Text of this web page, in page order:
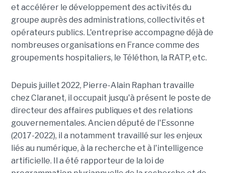
et accélérer le développement des activités du
groupe auprès des administrations, collectivités et
opérateurs publics. L'entreprise accompagne déjà de
nombreuses organisations en France comme des
groupements hospitaliers, le Téléthon, la RATP, etc.
Depuis juillet 2022, Pierre-Alain Raphan travaille
chez Claranet, il occupait jusqu'à présent le poste de
directeur des affaires publiques et des relations
gouvernementales. Ancien député de l'Essonne
(2017-2022), il a notamment travaillé sur les enjeux
liés au numérique, à la recherche et à l'intelligence
artificielle. Il a été rapporteur de la loi de